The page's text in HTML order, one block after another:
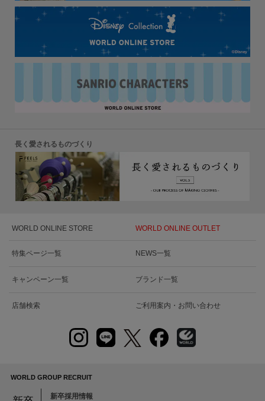
長く愛されるものづくり
WORLD ONLINE STORE WORLD ONLINE OUTLET
特集ページ一覧 NEWS一覧
キャンペーン一覧 ブランド一覧
店舗検索 ご利用案内・お問い合わせ
WORLD GROUP RECRUIT
新卒採用情報